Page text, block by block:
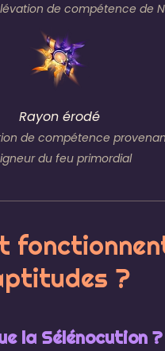
de compétence de
Rayon érodé
de compétence
du feu primordial
?
la Sélénocution ?